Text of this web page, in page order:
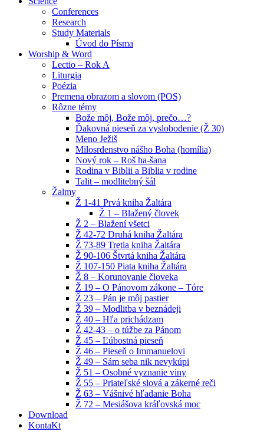
Conferences
Research
Study Materials
Úvod do Písma
Worship & Word
Lectio – Rok A
Liturgia
Poézia
Premena obrazom a slovom (POS)
Rôzne témy
Bože môj, Bože môj, prečo…?
Ďakovná pieseň za vyslobodenie (Ž 30)
Meno Ježiš
Milosrdenstvo nášho Boha (homília)
Nový rok – Roš ha-šana
Rodina v Biblii a Biblia v rodine
Talit – modlitebný šál
Žalmy
Ž 1-41 Prvá kniha Žaltára
Ž 1 – Blažený človek
Ž 2 – Blažení všetci
Ž 42-72 Druhá kniha Žaltára
Ž 73-89 Tretia kniha Žaltára
Ž 90-106 Štvrtá kniha Žaltára
Ž 107-150 Piata kniha Žaltára
Ž 8 – Korunovanie človeka
Ž 19 – O Pánovom zákone – Tóre
Ž 23 – Pán je môj pastier
Ž 39 – Modlitba v beznádeji
Ž 40 – Hľa prichádzam
Ž 42-43 – o túžbe za Pánom
Ž 45 – Ľúbostná pieseň
Ž 46 – Pieseň o Immanuelovi
Ž 49 – Sám seba nik nevykúpi
Ž 51 – Osobné vyznanie viny
Ž 55 – Priateľské slová a zákerné reči
Ž 63 – Vášnivé hľadanie Boha
Ž 72 – Mesiášova kráľovská moc
Download
KontaKt